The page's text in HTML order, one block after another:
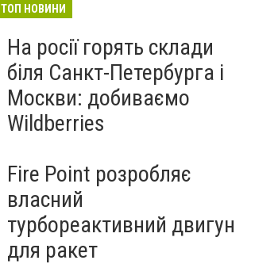
ТОП НОВИНИ
На росії горять склади
біля Санкт-Петербурга і
Москви: добиваємо
Wildberries
Fire Point розробляє
власний
турбореактивний двигун
для ракет